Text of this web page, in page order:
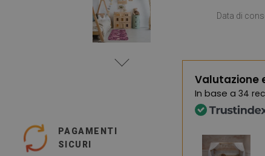
PAGAMENTI
SICURI
Data di
Valutazione
In base a 34